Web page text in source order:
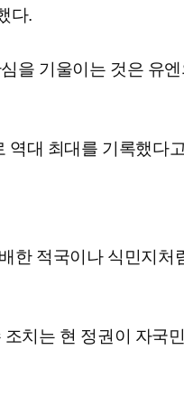
다.
을 기울이는 것은 유
역대 최대를 기록했다
한 적국이나 식민지처
치는 현 정권이 자국